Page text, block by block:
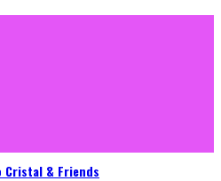
Cristal & Friends